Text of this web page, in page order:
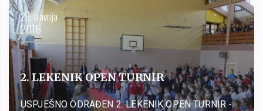
26. travnja
2016
2. LEKENIK OPEN TURNIR
USPJEŠNO ODRAĐEN 2. LEKENIK OPEN TURNIR -